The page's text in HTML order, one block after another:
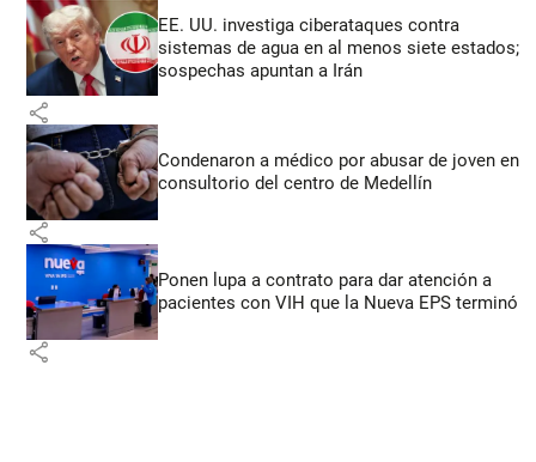
EE. UU. investiga ciberataques contra
sistemas de agua en al menos siete estados;
sospechas apuntan a Irán
share
Condenaron a médico por abusar de joven en
consultorio del centro de Medellín
share
Ponen lupa a contrato para dar atención a
pacientes con VIH que la Nueva EPS terminó
share